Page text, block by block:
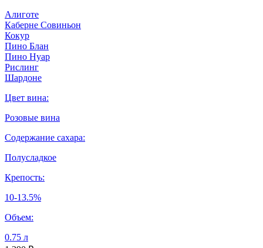
Алиготе
Каберне Совиньон
Кокур
Пино Блан
Пино Нуар
Рислинг
Шардоне
Цвет вина:
Розовые вина
Содержание сахара:
Полусладкое
Крепость:
10-13.5%
Объем:
0.75 л